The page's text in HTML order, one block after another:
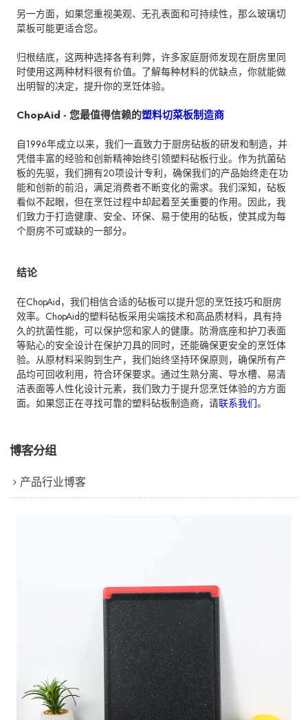
另一方面，如果您重视美观、无孔表面和可持续性，那么玻璃切
菜板可能更适合您。
归根结底，这两种选择各有利弊，许多家庭厨师发现在厨房里同
时使用这两种材料很有价值。了解每种材料的优缺点，你就能做
出明智的决定，提升你的烹饪体验。
ChopAid - 您最值得信赖的塑料切菜板制造商
自1996年成立以来，我们一直致力于厨房砧板的研发和制造，并
凭借丰富的经验和创新精神始终引领塑料砧板行业。作为抗菌砧
板的先驱，我们拥有20项设计专利，确保我们的产品始终走在功
能和创新的前沿，满足消费者不断变化的需求。我们深知，砧板
看似不起眼，但在烹饪过程中却起着至关重要的作用。因此，我
们致力于打造健康、安全、环保、易于使用的砧板，使其成为每
个厨房不可或缺的一部分。
结论
在ChopAid，我们相信合适的砧板可以提升您的烹饪技巧和厨房
效率。ChopAid的塑料砧板采用尖端技术和高品质材料，具有持
久的抗菌性能，可以保护您和家人的健康。防滑底座和护刀表面
等贴心的安全设计在保护刀具的同时，还能确保更安全的烹饪体
验。从原材料采购到生产，我们始终坚持环保原则，确保所有产
品均可回收利用，符合环保要求。通过生熟分离、导水槽、易清
洁表面等人性化设计元素，我们致力于提升您烹饪体验的方方面
面。如果您正在寻找可靠的塑料砧板制造商，请联系我们。
博客分组
产品行业博客